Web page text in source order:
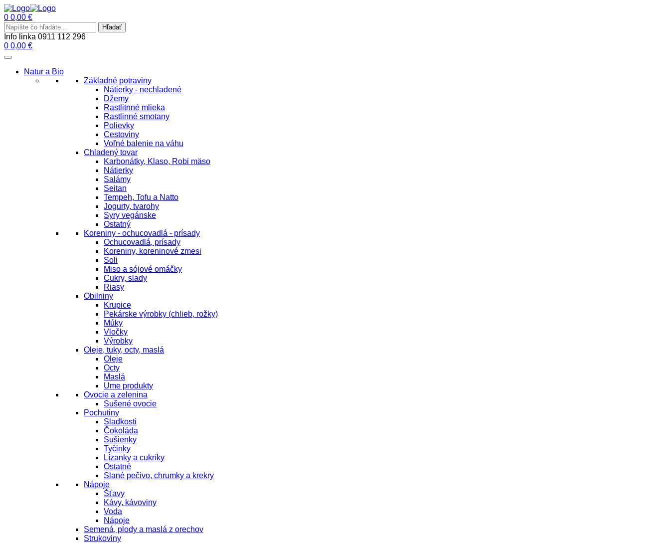
0 0,00 €
Hľadať
Info linka 0911 112 296
0 0,00 €
Natur a Bio
Základné potraviny
Nátierky - nechladené
Džemy
Rastlitnné mlieka
Rastlinné smotany
Polievky
Cestoviny
Voľné balenie na váhu
Chladený tovar
Karbonátky, Klaso, Robi mäso
Nátierky
Salámy
Seitan
Tempeh, Tofu a Natto
Jogurty, tvarohy
Syry vegánske
Ostatný
Koreniny - ochucovadlá - prísady
Ochucovadlá, prísady
Koreniny, koreninové zmesi
Soli
Miso a sójové omáčky
Cukry, slady
Riasy
Obilniny
Krupice
Pekárske výrobky (chlieb, rožky)
Múky
Vločky
Výrobky
Oleje, tuky, octy, maslá
Oleje
Octy
Maslá
Ume produkty
Ovocie a zelenina
Sušené ovocie
Pochutiny
Sladkosti
Čokoláda
Sušienky
Tyčinky
Lízanky a cukríky
Ostatné
Slané pečivo, chrumky a krekry
Nápoje
Šťavy
Kávy, kávoviny
Voda
Nápoje
Semená, plody a maslá z orechov
Strukoviny